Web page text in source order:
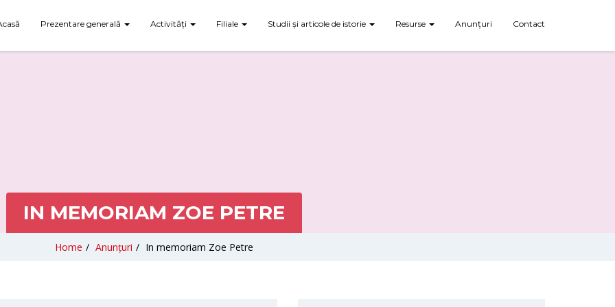
Prezentare generală Activități Filiale Studii și articole de istorie Resurse Anunțuri Contact
IN MEMORIAM ZOE PETRE
Home / Anunțuri / In memoriam Zoe Petre